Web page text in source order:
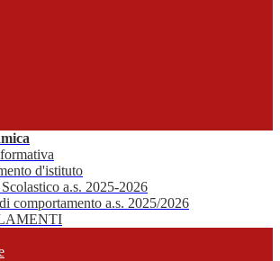
d'istituto
a.s. 2025-2026
comportamento a.s. 2025/2026